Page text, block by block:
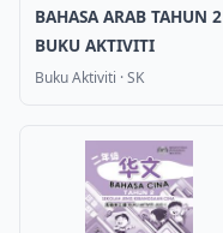
BAHASA ARAB TAHUN 2
BUKU AKTIVITI
Buku Aktiviti ·SK